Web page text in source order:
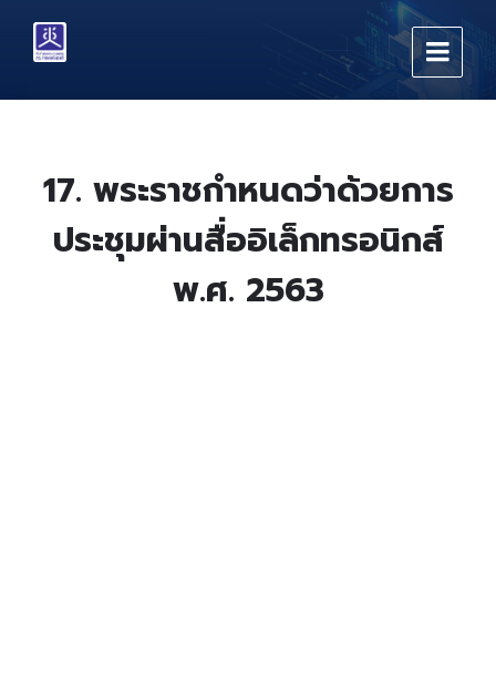
content
main
footer
17. พระราชกำหนดว่าด้วยการ
ประชุมผ่านสื่ออิเล็กทรอนิกส์
พ.ศ. 2563